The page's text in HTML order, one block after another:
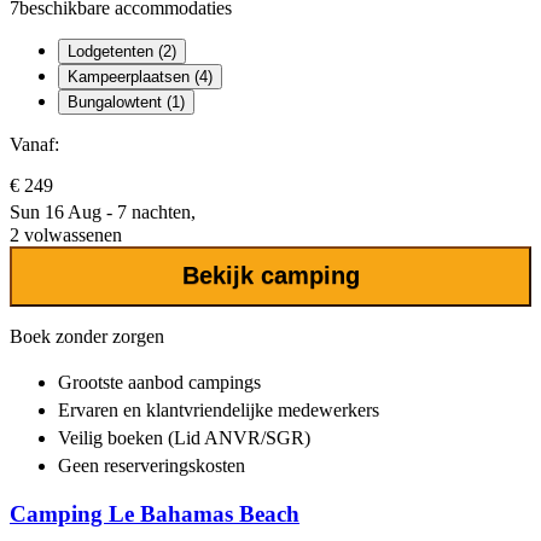
7beschikbare accommodaties
Lodgetenten (2)
Kampeerplaatsen (4)
Bungalowtent (1)
Vanaf:
€ 249
Sun 16 Aug - 7 nachten,
2 volwassenen
Bekijk camping
Boek zonder zorgen
Grootste aanbod campings
Ervaren en klantvriendelijke medewerkers
Veilig boeken (Lid ANVR/SGR)
Geen reserveringskosten
Camping Le Bahamas Beach